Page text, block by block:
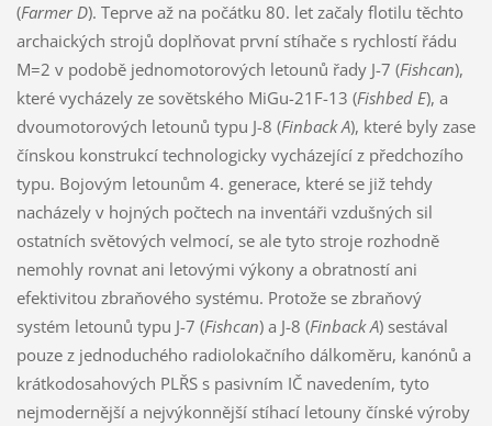
(Farmer D). Teprve až na počátku 80. let začaly flotilu těchto
archaických strojů doplňovat první stíhače s rychlostí řádu
M=2 v podobě jednomotorových letounů řady J-7 (Fishcan),
které vycházely ze sovětského MiGu-21F-13 (Fishbed E), a
dvoumotorových letounů typu J-8 (Finback A), které byly zase
čínskou konstrukcí technologicky vycházející z předchozího
typu. Bojovým letounům 4. generace, které se již tehdy
nacházely v hojných počtech na inventáři vzdušných sil
ostatních světových velmocí, se ale tyto stroje rozhodně
nemohly rovnat ani letovými výkony a obratností ani
efektivitou zbraňového systému. Protože se zbraňový
systém letounů typu J-7 (Fishcan) a J-8 (Finback A) sestával
pouze z jednoduchého radiolokačního dálkoměru, kanónů a
krátkodosahových PLŘS s pasivním IČ navedením, tyto
nejmodernější a nejvýkonnější stíhací letouny čínské výroby